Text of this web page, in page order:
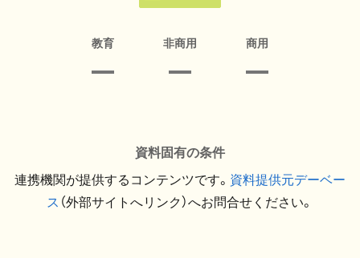
教育 非商用 商用
資料固有の条件
連携機関が提供するコンテンツです。 資料提供元デーベー
ス （外部サイトへリンク）へお問合せください。